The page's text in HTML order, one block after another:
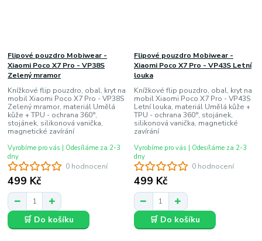
0 hodnocení
Flipové pouzdro Mobiwear -
Xiaomi Poco X7 Pro - VP38S
Zelený mramor
Knížkové flip pouzdro, obal, kryt na
mobil Xiaomi Poco X7 Pro - VP38S
Zelený mramor, materiál Umělá
kůže + TPU - ochrana 360°,
stojánek, silikonová vanička,
magnetické zavírání
499 Kč
Vyrobíme pro vás | Odesíláme za 2-3
dny
🛒 Do košíku
0 hodnocení
Flipové pouzdro Mobiwear -
Xiaomi Poco X7 Pro - VP43S Letní
louka
Knížkové flip pouzdro, obal, kryt na
mobil Xiaomi Poco X7 Pro - VP43S
Letní louka, materiál Umělá kůže +
TPU - ochrana 360°, stojánek,
silikonová vanička, magnetické
zavírání
499 Kč
Vyrobíme pro vás | Odesíláme za 2-3
dny
🛒 Do košíku